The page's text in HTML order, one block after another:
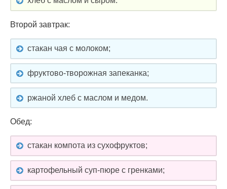
Второй завтрак:
стакан чая с молоком;
фруктово-творожная запеканка;
ржаной хлеб с маслом и медом.
Обед:
стакан компота из сухофруктов;
картофельный суп-пюре с гренками;